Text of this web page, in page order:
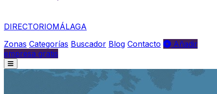
DIRECTORIOMÁLAGA
Zonas Categorías Buscador Blog Contacto
Añadir
empresa gratis